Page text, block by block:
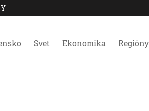
Svet Ekonomika Regióny